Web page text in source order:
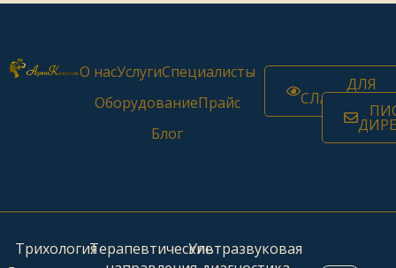
О насУслугиСпециалисты
ОборудованиеПрайс
Блог
ДЛЯ
ТрихологияТерапевтическиеУльтразвуковая